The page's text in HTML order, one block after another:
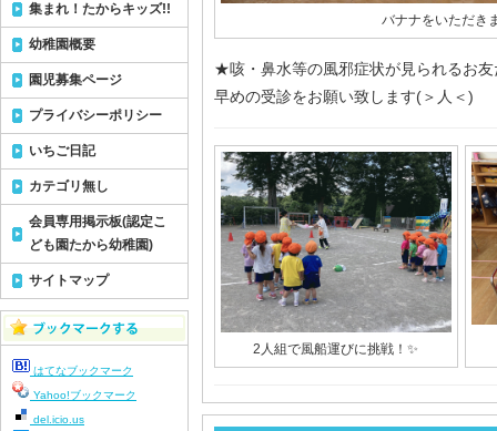
バナナをいただき
★咳・鼻水等の風邪症状が見られるお
早めの受診をお願い致します(＞人＜)
2人組で風船運びに挑戦！✨
集まれ！たからキッズ!!
幼稚園概要
園児募集ページ
プライバシーポリシー
いちご日記
カテゴリ無し
会員専用掲示板(認定こ
ども園たから幼稚園)
サイトマップ
はてなブックマーク
Yahoo!ブックマーク
del.icio.us